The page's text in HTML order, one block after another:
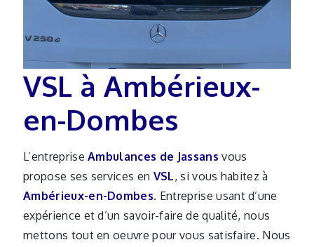
VSL à Ambérieux-
en-Dombes
L’entrepriseAmbulances de Jassans vous
propose ses services en VSL, si vous habitez à
Ambérieux-en-Dombes. Entreprise usant d’une
expérience et d’un savoir-faire de qualité, nous
mettons tout en oeuvre pour vous satisfaire. Nous